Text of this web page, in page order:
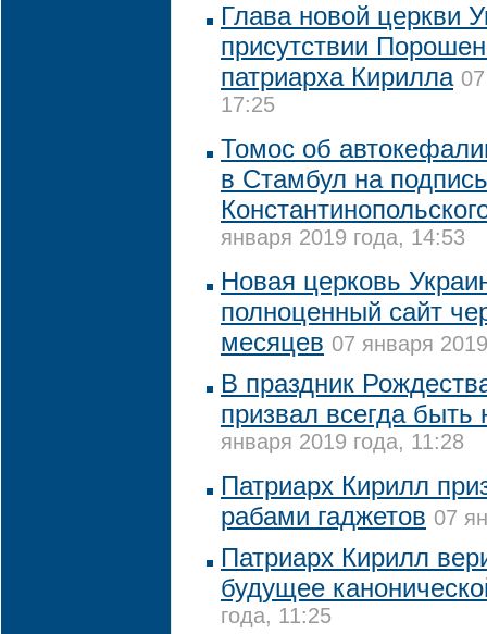
Глава новой церкви
присутствии
патриарха Кирилла
17:25
Томос об
в Стамбул на
января 2019 года, 14:53
Новая церковь
полноценный сайт
месяцев 07 января
В праздник
призвал всегда быть
января 2019 года, 11:28
Патриарх Кирилл
рабами гаджетов 07
Патриарх Кирилл
будущее
года, 11:25